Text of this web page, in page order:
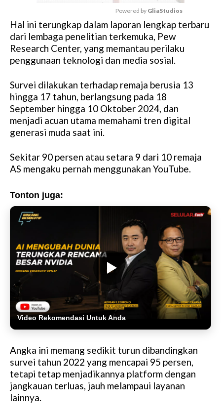
M
u
t
e
Powered by GliaStudios
Hal ini terungkap dalam laporan lengkap terbaru
dari lembaga penelitian terkemuka, Pew
Research Center, yang memantau perilaku
penggunaan teknologi dan media sosial.
Survei dilakukan terhadap remaja berusia 13
hingga 17 tahun, berlangsung pada 18
September hingga 10 Oktober 2024, dan
menjadi acuan utama memahami tren digital
generasi muda saat ini.
Sekitar 90 persen atau setara 9 dari 10 remaja
AS mengaku pernah menggunakan YouTube.
Tonton juga:
Video Rekomendasi Untuk Anda
Angka ini memang sedikit turun dibandingkan
survei tahun 2022 yang mencapai 95 persen,
tetapi tetap menjadikannya platform dengan
jangkauan terluas, jauh melampaui layanan
lainnya.